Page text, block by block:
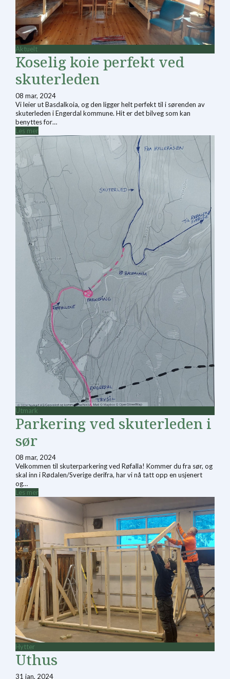
Aktuelt
Koselig koie perfekt ved
skuterleden
08 mar, 2024
Vi leier ut Basdalkoia, og den ligger helt perfekt til i sørenden av
skuterleden i Engerdal kommune. Hit er det bilveg som kan
benyttes for…
Les mer
Utmark
Parkering ved skuterleden i
sør
08 mar, 2024
Velkommen til skuterparkering ved Røfalla! Kommer du fra sør, og
skal inn i Rødalen/Sverige derifra, har vi nå tatt opp en usjenert
og…
Les mer
Hytter
Uthus
31 jan, 2024